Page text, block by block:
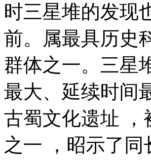
时三星堆的发现
前。属最具历史
群体之一。三星
最大、延续时间
古蜀文化遗址 ，
之一 ，昭示了